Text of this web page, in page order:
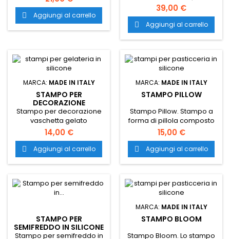
di ciambella è composto
da due stampi da
combinare, in silicone
alimentare al 100%. Il
 Aggiungi al carrello
silicone alimentare al 100%
Made in Italy a forma di
mezzaluna con incavo in
superficie. Il trasporto è
gratuito in tutta Italia.
39,00 €
 Aggiungi al carrello
MARCA: MADE IN ITALY
STAMPO PER
DECORAZIONE
VASCHETTA GELATO
FLEUR
Stampo per decorazione
vaschetta gelato
Fleur. Stampo per gelato
artigianale in
vaschetta realizzato in
silicone 100% alimentare. Il
trasporto è gratuito in tutta
14,00 €
 Aggiungi al carrello
MARCA: MADE IN ITALY
STAMPO PILLOW
Stampo Pillow. Stampo a
forma di pillola composto
da 12 cavità da 30 ml
ciascuna con una speciale
ed innovativa bordatura
sulla parte superiore che
conferisce alle
particolare forma
arrotondata alla base.
Questo stampo in silicone
creazioni tanto dolci
quanto salate in formato
15,00 €
 Aggiungi al carrello
STAMPO PER
SEMIFREDDO IN SILICONE
TI AMO
Stampo per semifreddo in
MARCA: MADE IN ITALY
STAMPO BLOOM
Stampo Bloom. Lo stampo